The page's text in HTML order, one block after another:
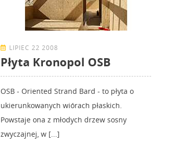
LIPIEC 22 2008
Płyta Kronopol OSB
OSB - Oriented Strand Bard - to płyta o
ukierunkowanych wiórach płaskich.
Powstaje ona z młodych drzew sosny
zwyczajnej, w [...]